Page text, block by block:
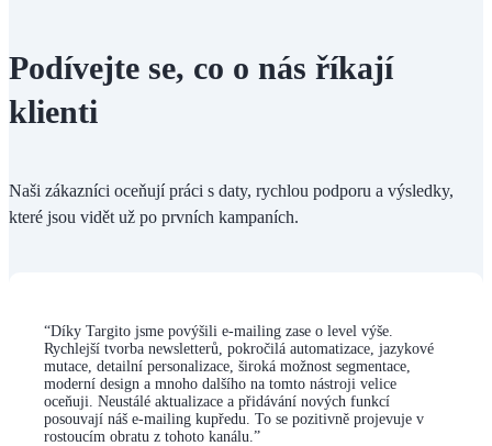
Podívejte se, co o nás říkají
klienti
Naši zákazníci oceňují práci s daty, rychlou podporu a výsledky,
které jsou vidět už po prvních kampaních.
“Díky Targito jsme povýšili e-mailing zase o level výše.
Rychlejší tvorba newsletterů, pokročilá automatizace, jazykové
mutace, detailní personalizace, široká možnost segmentace,
moderní design a mnoho dalšího na tomto nástroji velice
oceňuji. Neustálé aktualizace a přidávání nových funkcí
posouvají náš e-mailing kupředu. To se pozitivně projevuje v
rostoucím obratu z tohoto kanálu.”